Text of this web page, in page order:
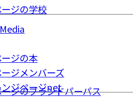
ジの学校
ジの本
ジメンバーズ
ジページnet
ジのブランドパーパス